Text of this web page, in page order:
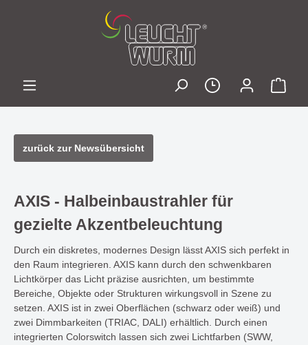
zurück zur Newsübersicht
AXIS - Halbeinbaustrahler für
gezielte Akzentbeleuchtung
Durch ein diskretes, modernes Design lässt AXIS sich perfekt in
den Raum integrieren. AXIS kann durch den schwenkbaren
Lichtkörper das Licht präzise ausrichten, um bestimmte
Bereiche, Objekte oder Strukturen wirkungsvoll in Szene zu
setzen. AXIS ist in zwei Oberflächen (schwarz oder weiß) und
zwei Dimmbarkeiten (TRIAC, DALI) erhältlich. Durch einen
integrierten Colorswitch lassen sich zwei Lichtfarben (SWW,